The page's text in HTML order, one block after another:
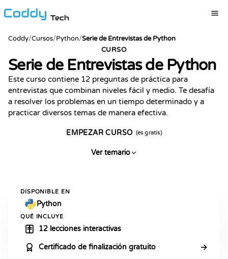
Tech
Coddy/Cursos/Python/Serie de Entrevistas de Python
CURSO
Serie de Entrevistas de Python
Este curso contiene 12 preguntas de práctica para
entrevistas que combinan niveles fácil y medio. Te desafía
a resolver los problemas en un tiempo determinado y a
practicar diversos temas de manera efectiva.
EMPEZAR CURSO (es gratis)
Ver temario
DISPONIBLE EN
Python
QUÉ INCLUYE
12 lecciones interactivas
Certificado de finalización gratuito →